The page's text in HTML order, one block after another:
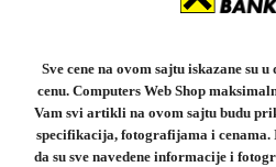
Sve cene na ovom sajtu iskazane su
cenu. Computers Web Shop
Vam svi artikli na ovom sajtu budu
specifikacija, fotografijama i cenama.
da su sve navedene informacije i